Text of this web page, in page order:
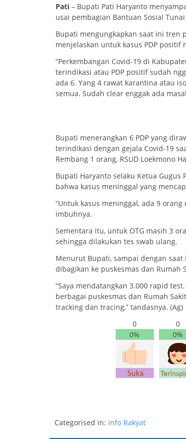
Pati – Bupati Pati Haryanto
usai pembagian Bantuan Sosial
Bupati mengungkapkan saat ini tren
menjelaskan untuk kasus PDP
“Perkembangan Covid-19 di
terindikasi atau PDP positif sudah
ada 6. Yang 4 rawat karantina atau
semua. Sudah clear enggak ada
Bupati menerangkan 6 PDP yang
terindikasi dengan gejala Covid-19
Rembang 1 orang, RSUD Loekmono
Bupati Haryanto selaku Ketua Gugus
bahwa kasus meninggal yang
“Untuk kasus meninggal, ada 9
imbuhnya.
Sementara itu, untuk OTG masih 3
sehingga dilakukan tes swab ulang.
Menurut Bupati, sampai dengan
dibagikan ke puskesmas dan Rumah
“Saya mendatangkan 3.000 rapid
berbagai puskesmas dan Rumah
tracking dan tracing,” tandasnya. (Ag)
0
0%
0
0%
Categorised in: Info Rakyat